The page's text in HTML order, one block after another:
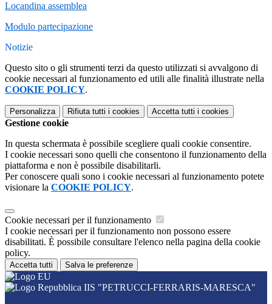
Locandina assemblea
Modulo partecipazione
Notizie
Questo sito o gli strumenti terzi da questo utilizzati si avvalgono di
cookie necessari al funzionamento ed utili alle finalità illustrate nella
COOKIE POLICY.
Personalizza Rifiuta tutti i cookies Accetta tutti i cookies
Gestione cookie
In questa schermata è possibile scegliere quali cookie consentire.
I cookie necessari sono quelli che consentono il funzionamento della
piattaforma e non è possibile disabilitarli.
Per conoscere quali sono i cookie necessari al funzionamento potete
visionare la COOKIE POLICY.
Cookie necessari per il funzionamento
I cookie necessari per il funzionamento non possono essere
disabilitati. È possibile consultare l'elenco nella pagina della cookie
policy.
Accetta tutti Salva le preferenze
IIS "PETRUCCI-FERRARIS-MARESCA"